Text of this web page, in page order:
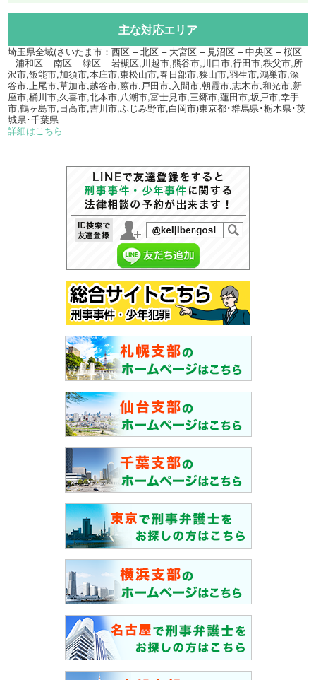
主な対応エリア
埼玉県全域(さいたま市：西区 – 北区 – 大宮区 – 見沼区 – 中央区 – 桜区
– 浦和区 – 南区 – 緑区 – 岩槻区,川越市,熊谷市,川口市,行田市,秩父市,所
沢市,飯能市,加須市,本庄市,東松山市,春日部市,狭山市,羽生市,鴻巣市,深
谷市,上尾市,草加市,越谷市,蕨市,戸田市,入間市,朝霞市,志木市,和光市,新
座市,桶川市,久喜市,北本市,八潮市,富士見市,三郷市,蓮田市,坂戸市,幸手
市,鶴ヶ島市,日高市,吉川市,ふじみ野市,白岡市)東京都･群馬県･栃木県･茨
城県･千葉県
詳細はこちら